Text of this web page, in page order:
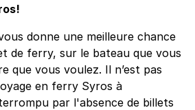
donne une meilleure chance
de ferry, sur le bateau que vous
que vous voulez. Il n’est pas
en ferry Syros à
par l'absence de billets